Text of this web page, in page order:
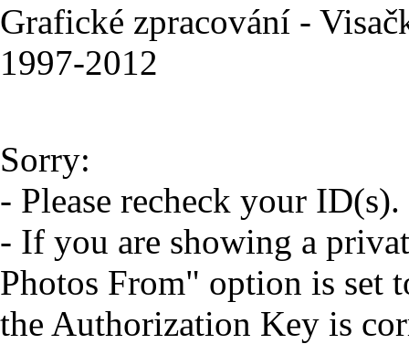
Grafické zpracování -
1997-2012
Sorry:
- Please recheck your ID(s).
- If you are showing a
Photos From" option is set
the Authorization Key is